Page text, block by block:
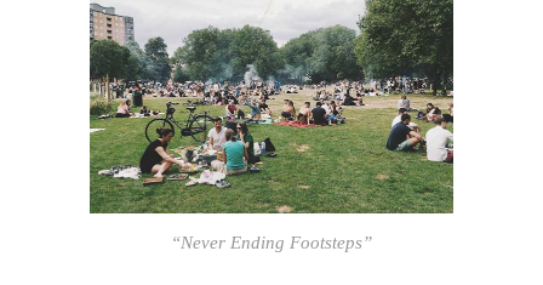
“Never Ending Footsteps”